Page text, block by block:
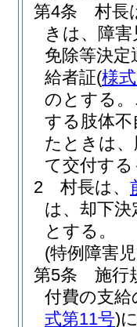
第4条
村長
きは、障
免除等決定
給者証(様
のとする。
する肢体
たときは
て交付す
2
村長は、
は、却下決
とする。
(特例障害
第5条
施行
付費の支給
式第11号)